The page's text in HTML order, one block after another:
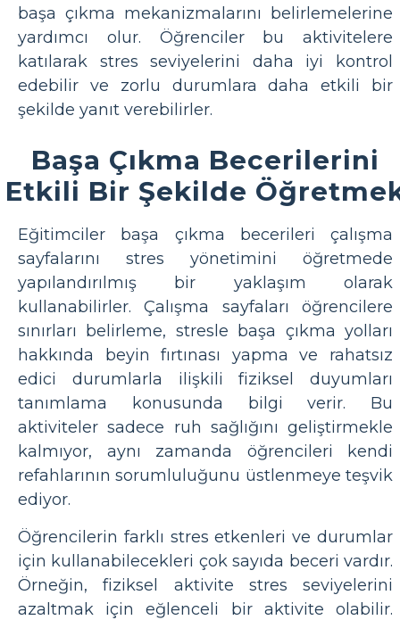
başa çıkma mekanizmalarını belirlemelerine
yardımcı olur. Öğrenciler bu aktivitelere
katılarak stres seviyelerini daha iyi kontrol
edebilir ve zorlu durumlara daha etkili bir
şekilde yanıt verebilirler.
Başa Çıkma Becerilerini
Etkili Bir Şekilde
Eğitimciler başa çıkma becerileri çalışma
sayfalarını stres yönetimini öğretmede
yapılandırılmış bir yaklaşım olarak
kullanabilirler. Çalışma sayfaları öğrencilere
sınırları belirleme, stresle başa çıkma yolları
hakkında beyin fırtınası yapma ve rahatsız
edici durumlarla ilişkili fiziksel duyumları
tanımlama konusunda bilgi verir. Bu
aktiviteler sadece ruh sağlığını geliştirmekle
kalmıyor, aynı zamanda öğrencileri kendi
refahlarının sorumluluğunu üstlenmeye teşvik
ediyor.
Öğrencilerin farklı stres etkenleri ve durumlar
için kullanabilecekleri çok sayıda beceri vardır.
Örneğin, fiziksel aktivite stres seviyelerini
azaltmak için eğlenceli bir aktivite olabilir.